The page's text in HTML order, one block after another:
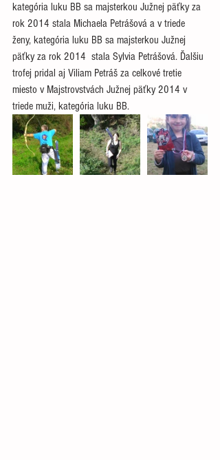
kategória luku BB sa majsterkou Južnej päťky za
rok 2014 stala Michaela Petrášová a v triede
ženy, kategória luku BB sa majsterkou Južnej
päťky za rok 2014  stala Sylvia Petrášová. Ďalšiu
trofej pridal aj Viliam Petráš za celkové tretie
miesto v Majstrovstvách Južnej päťky 2014 v
triede muži, kategória luku BB.